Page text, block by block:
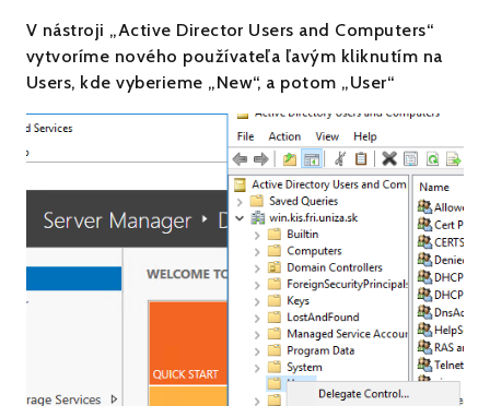
V nástroji „Active Director Users and Computers“
vytvoríme nového používateľa ľavým kliknutím na
Users, kde vyberieme „New“, a potom „User“